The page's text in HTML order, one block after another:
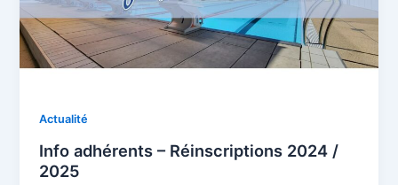
Actualité
Info adhérents – Réinscriptions 2024 /
2025